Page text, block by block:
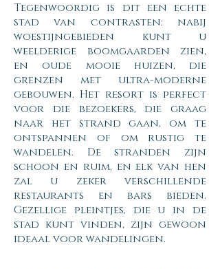
Tegenwoordig is dit een echte
stad van contrasten: nabij
woestijngebieden kunt u
weelderige boomgaarden zien,
en oude mooie huizen, die
grenzen met ultra-moderne
gebouwen. Het resort is perfect
voor die bezoekers, die graag
naar het strand gaan, om te
ontspannen of om rustig te
wandelen. De stranden zijn
schoon en ruim, en elk van hen
zal u zeker verschillende
restaurants en bars bieden.
Gezellige pleintjes, die u in de
stad kunt vinden, zijn gewoon
ideaal voor wandelingen.